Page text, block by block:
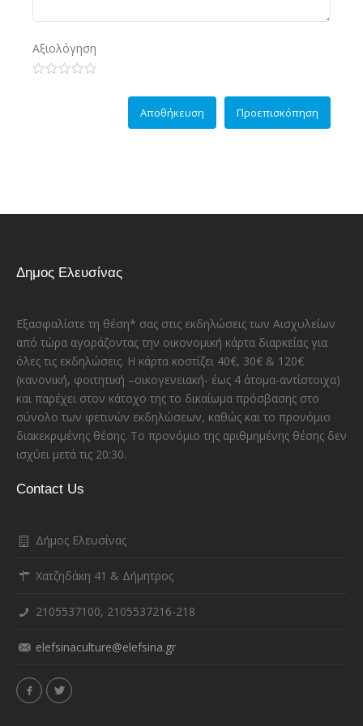
Αξιολόγηση
Δημος Ελευσίνας
Εξασφαλίστε τη θέση* σας στις εκδηλώσεις των Αισχυλείων
από τώρα αγοράζοντας την οικονομική κάρτα διαρκείας για
όλες τις εκδηλώσεις. Η κάρτα κοστίζει 40€, 30€ & 120€
(κανονική, φοιτητική –οικογενειακή- έως 4 άτομα-αντίστοιχα)
και παρέχει στον κάτοχο της το δικαίωμα πρόσβασης στο
σύνολο των φετινών εκδηλώσεων, καθώς και το προνόμιο
διακεκριμένης θέσης. Το προνόμιο της αριθμημένης θέσης δεν
ισχύει μετά τις 20:30.
Contact Us
Δήμος Ελευσίνας
Χατζηδάκη 41 & Δήμητρος
2105537100, 2105537216-218
elefsinaculture@elefsina.gr